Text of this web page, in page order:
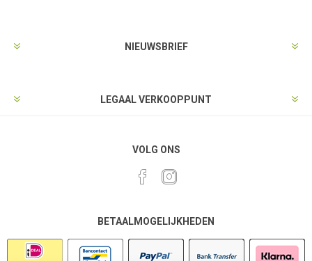
NIEUWSBRIEF
LEGAAL VERKOOPPUNT
VOLG ONS
BETAALMOGELIJKHEDEN